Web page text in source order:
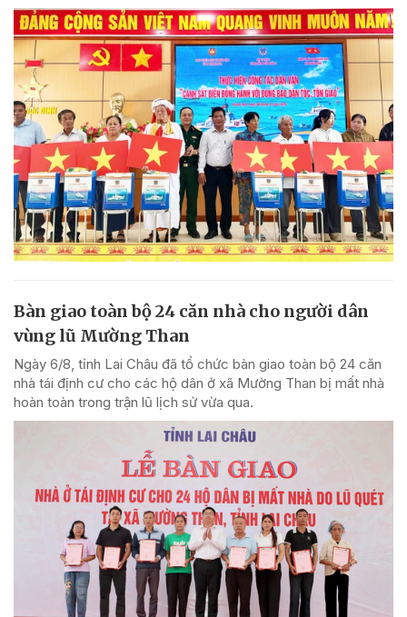
Bàn giao toàn bộ 24 căn nhà cho người dân
vùng lũ Mường Than
Ngày 6/8, tỉnh Lai Châu đã tổ chức bàn giao toàn bộ 24 căn
nhà tái định cư cho các hộ dân ở xã Mường Than bị mất nhà
hoàn toàn trong trận lũ lịch sử vừa qua.